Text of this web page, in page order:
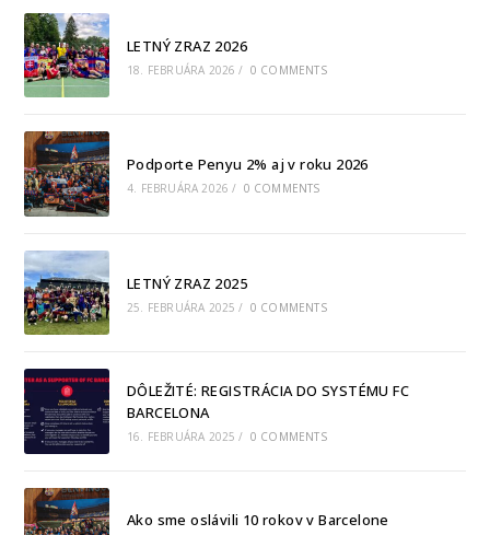
LETNÝ ZRAZ 2026
18. FEBRUÁRA 2026 / 0 COMMENTS
Podporte Penyu 2% aj v roku 2026
4. FEBRUÁRA 2026 / 0 COMMENTS
LETNÝ ZRAZ 2025
25. FEBRUÁRA 2025 / 0 COMMENTS
DÔLEŽITÉ: REGISTRÁCIA DO SYSTÉMU FC
BARCELONA
16. FEBRUÁRA 2025 / 0 COMMENTS
Ako sme oslávili 10 rokov v Barcelone